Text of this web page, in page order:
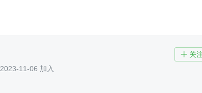
 关
2023-11-06 加入